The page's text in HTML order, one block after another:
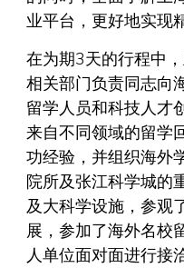
业平台，更好地实现
在为期3天的行程中
相关部门负责同志向
留学人员和科技人才
来自不同领域的留学
功经验，并组织海外
院所及张江科学城的
及大科学设施，参观
展，参加了海外名校
人单位面对面进行接